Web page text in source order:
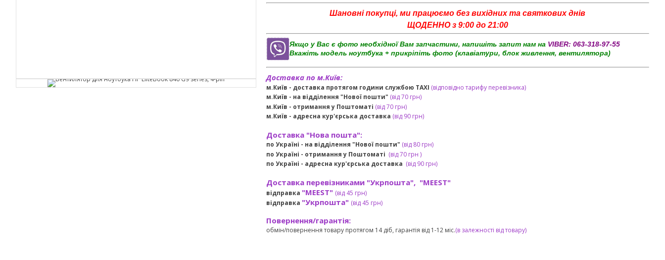
Шановні покупці, ми працюємо без вихідних та святкових днів
ЩОДЕННО з 9:00 до 21:00
Якщо у Вас є фото необхідної Вам запчастини, напишіть запит нам на VIBER: 063-318-97-55
Вкажіть модель ноутбука + прикріпіть фото (клавіатури, блок живлення, вентилятора)
Доставка по м.Київ:
м.Київ - доставка протягом години службою TAXI (відповідно тарифу перевізника)
м.Київ - на відділення "Нової пошти" (від 70 грн)
м.Київ - отримання у Поштоматі (від 70 грн)
м.Київ - адресна кур'єрська доставка (від90 грн)
Доставка "Нова пошта":
по Україні - на відділення "Нової пошти" (від 80 грн)
по Україні - отримання у Поштоматі (від 70 грн )
по Україні - адресна кур'єрська доставка (від90 грн)
Доставка перевізниками "Укрпошта", "MEEST"
відправка "MEEST" (від 45 грн)
відправка "Укрпошта" (від 45 грн)
Повернення/гарантія:
обмін/повернення товару протягом 14 діб, гарантія від 1-12 міс.(в залежності від товару)